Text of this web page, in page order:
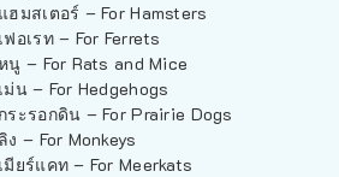
ฮมสเตอร์ – For Hamsters
อเรท – For Ferrets
นู – For Rats and Mice
ม่น – For Hedgehogs
ระรอกดิน – For Prairie Dogs
– For Monkeys
มียร์แคท – For Meerkats